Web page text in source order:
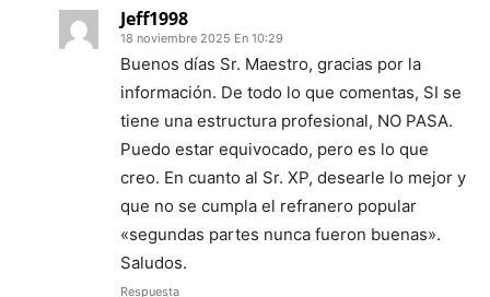
Jeff1998
18 noviembre 2025 En 10:29
Buenos días Sr. Maestro, gracias por la
información. De todo lo que comentas, SI se
tiene una estructura profesional, NO PASA.
Puedo estar equivocado, pero es lo que
creo. En cuanto al Sr. XP, desearle lo mejor y
que no se cumpla el refranero popular
«segundas partes nunca fueron buenas».
Saludos.
Respuesta